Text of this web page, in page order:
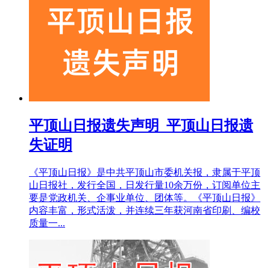
平顶山日报遗失声明_平顶山日报遗
失证明
《平顶山日报》是中共平顶山市委机关报，隶属于平顶
山日报社，发行全国，日发行量10余万份，订阅单位主
要是党政机关、企事业单位、团体等。《平顶山日报》
内容丰富，形式活泼，并连续三年获河南省印刷、编校
质量一...